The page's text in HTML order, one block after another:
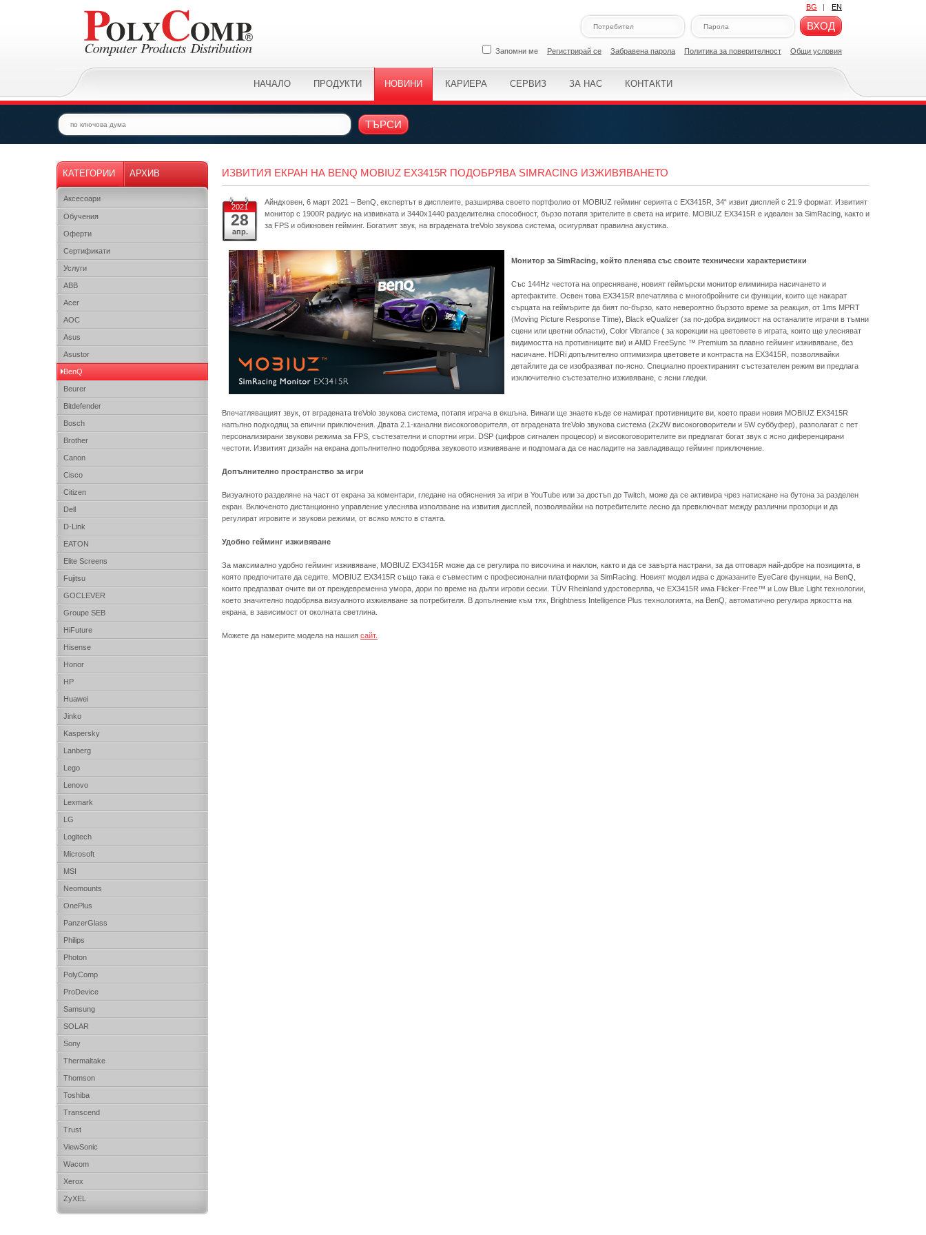
BG | EN
ВХОД
Запомни ме Регистрирай се Забравена парола Политикa за поверителност Общи условия
НАЧАЛО ПРОДУКТИ НОВИНИ КАРИЕРА СЕРВИЗ ЗА НАС КОНТАКТИ
ТЪРСИ
КАТЕГОРИИ АРХИВ
Аксесоари
Обучения
Оферти
Сертификати
Услуги
ABB
Acer
AOC
Asus
Asustor
BenQ
Beurer
Bitdefender
Bosch
Brother
Canon
Cisco
Citizen
Dell
D-Link
EATON
Elite Screens
Fujitsu
GOCLEVER
Groupe SEB
HiFuture
Hisense
Honor
HP
Huawei
Jinko
Kaspersky
Lanberg
Lego
Lenovo
Lexmark
LG
Logitech
Microsoft
MSI
Neomounts
OnePlus
PanzerGlass
Philips
Photon
PolyComp
ProDevice
Samsung
SOLAR
Sony
Thermaltake
Thomson
Toshiba
Transcend
Trust
ViewSonic
Wacom
Xerox
ZyXEL
ИЗВИТИЯ ЕКРАН НА BENQ MOBIUZ EX3415R ПОДОБРЯВА SIMRACING ИЗЖИВЯВАНЕТО
2021
28
апр.
Айндховен, 6 март 2021 – BenQ, експертът в дисплеите, разширява своето портфолио от MOBIUZ гейминг серията с EX3415R, 34“ извит дисплей с 21:9 формат. Извитият
монитор с 1900R радиус на извивката и 3440х1440 разделителна способност, бързо потапя зрителите в света на игрите. MOBIUZ EX3415R е идеален за SimRacing, както и
за FPS и обикновен гейминг. Богатият звук, на вградената treVolo звукова система, осигуряват правилна акустика.
Монитор за SimRacing, който пленява със своите технически характеристики
Със 144Hz честота на опресняване, новият геймърски монитор елиминира насичането и
артефактите. Освен това EX3415R впечатлява с многобройните си функции, които ще накарат
сърцата на геймърите да бият по-бързо, като невероятно бързото време за реакция, от 1ms MPRT
(Moving Picture Response Time), Black eQualizer (за по-добра видимост на останалите играчи в тъмни
сцени или цветни области), Color Vibrance ( за корекции на цветовете в играта, които ще улесняват
видимостта на противниците ви) и AMD FreeSync ™ Premium за плавно гейминг изживяване, без
насичане. HDRi допълнително оптимизира цветовете и контраста на EX3415R, позволявайки
детайлите да се изобразяват по-ясно. Специално проектираният състезателен режим ви предлага
изключително състезателно изживяване, с ясни гледки.
Впечатляващият звук, от вградената treVolo звукова система, потапя играча в екшъна. Винаги ще знаете къде се намират противниците ви, което прави новия MOBIUZ EX3415R
напълно подходящ за епични приключения. Двата 2.1-канални високоговорителя, от вградената treVolo звукова система (2x2W високоговорители и 5W суббуфер), разполагат с пет
персонализирани звукови режима за FPS, състезателни и спортни игри. DSP (цифров сигнален процесор) и високоговорителите ви предлагат богат звук с ясно диференцирани
честоти. Извитият дизайн на екрана допълнително подобрява звуковото изживяване и подпомага да се насладите на завладяващо гейминг приключение.
Допълнително пространство за игри
Визуалното разделяне на част от екрана за коментари, гледане на обяснения за игри в YouTube или за достъп до Twitch, може да се активира чрез натискане на бутона за разделен
екран. Включеното дистанционно управление улеснява използване на извития дисплей, позволявайки на потребителите лесно да превключват между различни прозорци и да
регулират игровите и звукови режими, от всяко място в стаята.
Удобно гейминг изживяване
За максимално удобно гейминг изживяване, MOBIUZ EX3415R може да се регулира по височина и наклон, както и да се завърта настрани, за да отговаря най-добре на позицията, в
която предпочитате да седите. MOBIUZ EX3415R също така е съвместим с професионални платформи за SimRacing. Новият модел идва с доказаните EyeCare функции, на BenQ,
които предпазват очите ви от преждевременна умора, дори по време на дълги игрови сесии. TÜV Rheinland удостоверява, че EX3415R има Flicker-Free™ и Low Blue Light технологии,
което значително подобрява визуалното изживяване за потребителя. В допълнение към тях, Brightness Intelligence Plus технологията, на BenQ, автоматично регулира яркостта на
екрана, в зависимост от околната светлина.
Можете да намерите модела на нашия сайт.